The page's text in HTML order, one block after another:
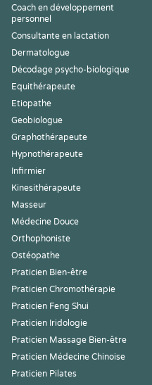
Coach en développement
personnel
Consultante en lactation
Dermatologue
Décodage psycho-biologique
Equithérapeute
Etiopathe
Geobiologue
Graphothérapeute
Hypnothérapeute
Infirmier
Kinesithérapeute
Masseur
Médecine Douce
Orthophoniste
Ostéopathe
Praticien Bien-être
Praticien Chromothérapie
Praticien Feng Shui
Praticien Iridologie
Praticien Massage Bien-être
Praticien Médecine Chinoise
Praticien Pilates